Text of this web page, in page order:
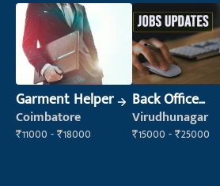
Garment Helper
Coimbatore
₹11000 - ₹18000
Back Office
Executive
(Administration)
Virudhunagar
₹15000 - ₹25000